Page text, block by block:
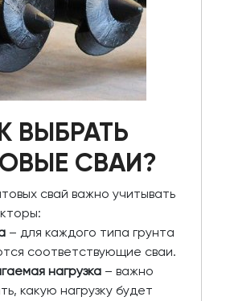
ВЫБРАТЬ
СВАИ?
свай важно учитывать
– для каждого типа грунта
соответствующие сваи.
нагрузка – важно
какую нагрузку будет